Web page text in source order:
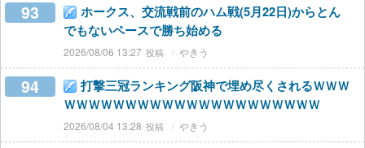
93
ホークス、交流戦前のハム戦(5月22日)からとん
でもないペースで勝ち始める
2026/08/06 13:27 やきう
94
打撃三冠ランキング阪神で埋め尽くされるＷＷＷ
ＷＷＷＷＷＷＷＷＷＷＷＷＷＷＷＷＷＷＷＷＷ
2026/08/04 13:28 やきう